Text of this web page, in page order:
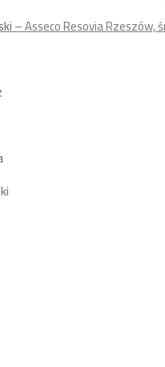
– Asseco Resovia Rzeszów,